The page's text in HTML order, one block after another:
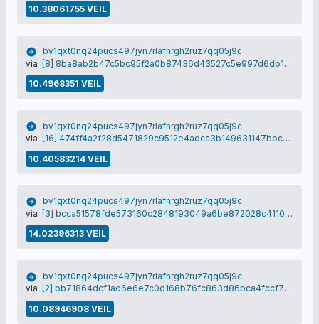
10.38061755 VEIL
bv1qxt0nq24pucs497jyn7rlafhrgh2ruz7qq05j9c
via [8] 8ba8ab2b47c5bc95f2a0b87436d43527c5e997d6db1d639ab09ae7320883d02b
10.4968351 VEIL
bv1qxt0nq24pucs497jyn7rlafhrgh2ruz7qq05j9c
via
[16] 474ff4a2f28d5471829c9512e4adcc3b149631147bbcdf6538e71e5ba710b431
10.40583214 VEIL
bv1qxt0nq24pucs497jyn7rlafhrgh2ruz7qq05j9c
via
[3] bcca51578fde573160c2848193049a6be872028c4110969d1535ab28d531eb35
14.02396313 VEIL
bv1qxt0nq24pucs497jyn7rlafhrgh2ruz7qq05j9c
via
[2] bb71864dcf1ad6e6e7c0d168b76fc863d86bca4fccf714924e9c7ce7218fec35
10.08946908 VEIL